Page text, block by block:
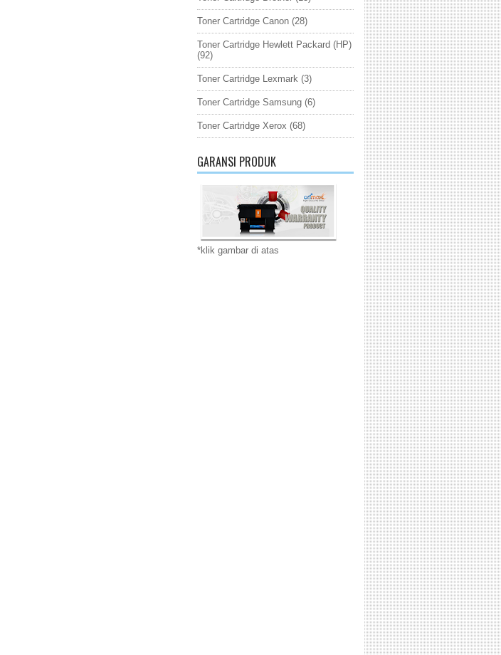
Toner Cartridge Canon (28)
Toner Cartridge Hewlett Packard (HP)
(92)
Toner Cartridge Lexmark (3)
Toner Cartridge Samsung (6)
Toner Cartridge Xerox (68)
GARANSI PRODUK
*klik gambar di atas